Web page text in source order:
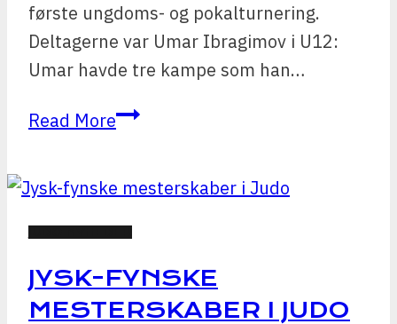
første ungdoms- og pokalturnering.
Deltagerne var Umar Ibragimov i U12:
Umar havde tre kampe som han…
Read MoreUngdoms-
–
Svenborg
JYSK-FYNSKE
MESTERSKABER I JUDO